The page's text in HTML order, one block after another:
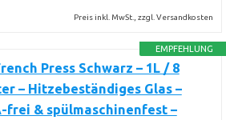
Preis inkl. MwSt., zzgl. Versandkosten
EMPFEHLUNG
Press Schwarz – 1L / 8
– Hitzebeständiges Glas –
frei & spülmaschinenfest –